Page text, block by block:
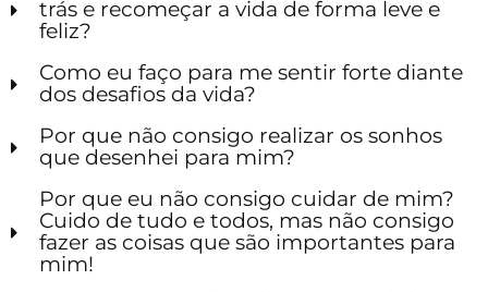
trás e recomeçar a vida de forma leve e
feliz?
Como eu faço para me sentir forte diante
dos desafios da vida?
Por que não consigo realizar os sonhos
que desenhei para mim?
Por que eu não consigo cuidar de mim?
Cuido de tudo e todos, mas não consigo
fazer as coisas que são importantes para
mim!